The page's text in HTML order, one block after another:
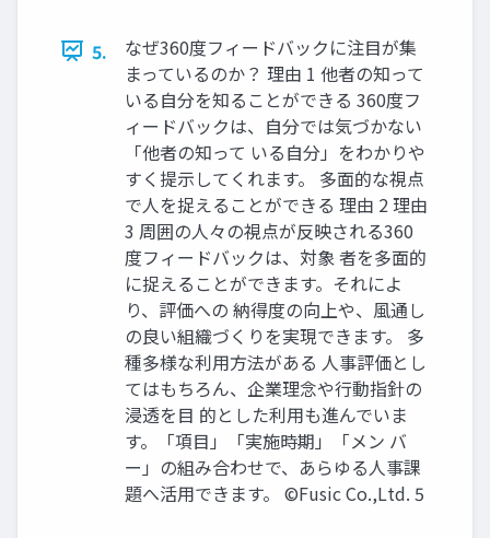
5.
なぜ360度フィードバックに注目が集
まっているのか？ 理由 1 他者の知って
いる自分を知ることができる 360度フ
ィードバックは、自分では気づかない
「他者の知って いる自分」をわかりや
すく提示してくれます。 多面的な視点
で人を捉えることができる 理由 2 理由
3 周囲の人々の視点が反映される360
度フィードバックは、対象 者を多面的
に捉えることができます。それによ
り、評価への 納得度の向上や、風通し
の良い組織づくりを実現できます。 多
種多様な利用方法がある 人事評価とし
てはもちろん、企業理念や行動指針の
浸透を目 的とした利用も進んでいま
す。「項目」「実施時期」「メン バ
ー」の組み合わせで、あらゆる人事課
題へ活用できます。 ©️Fusic Co.,Ltd. 5